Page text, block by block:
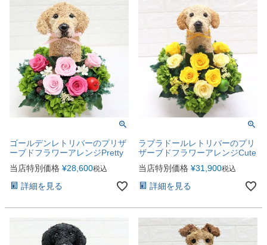
ゴールデンレトリバーのプリザ
ーブドフラワーアレンジPretty
当店特別価格 ¥28,600税込
詳細を見る
ラブラドールレトリバーのプリ
ザーブドフラワーアレンジCute
当店特別価格 ¥31,900税込
詳細を見る